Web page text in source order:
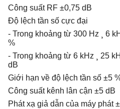
Công suất RF ±0,75 dB
Độ lệch tần số cực đại
- Trong khoảng từ 300 Hz ¸ 6
%
- Trong khoảng từ 6 kHz ¸ 25
dB
Giới hạn về độ lệch tần số ±5
Công suất kênh lân cận ±5 dB
Phát xạ giả dẫn của máy phát